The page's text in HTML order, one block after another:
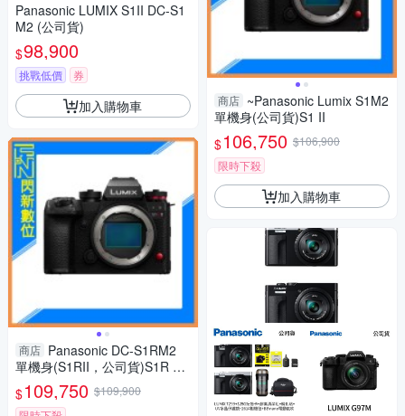
Panasonic LUMIX S1II DC-S1
M2 (公司貨)
$98,900
挑戰低價 券
加入購物車
商店 Panasonic DC-S1RM2
單機身(S1RII，公司貨)S1R Ma
rk II S1R2
$109,750 $109,900
商店 ~Panasonic Lumix S1M2
單機身(公司貨)S1 II
$106,750 $106,900
限時下殺
加入購物車